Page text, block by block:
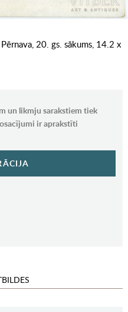
20. gs. sākums, 14.2 x
un likmju sarakstiem tiek
ir aprakstīti